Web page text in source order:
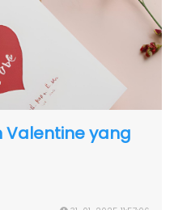
Valentine yang